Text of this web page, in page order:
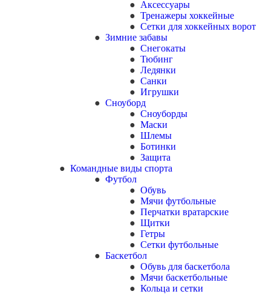
Аксессуары
Тренажеры хоккейные
Сетки для хоккейных ворот
Зимние забавы
Снегокаты
Тюбинг
Ледянки
Санки
Игрушки
Сноуборд
Сноуборды
Маски
Шлемы
Ботинки
Защита
Командные виды спорта
Футбол
Обувь
Мячи футбольные
Перчатки вратарские
Щитки
Гетры
Сетки футбольные
Баскетбол
Обувь для баскетбола
Мячи баскетбольные
Кольца и сетки